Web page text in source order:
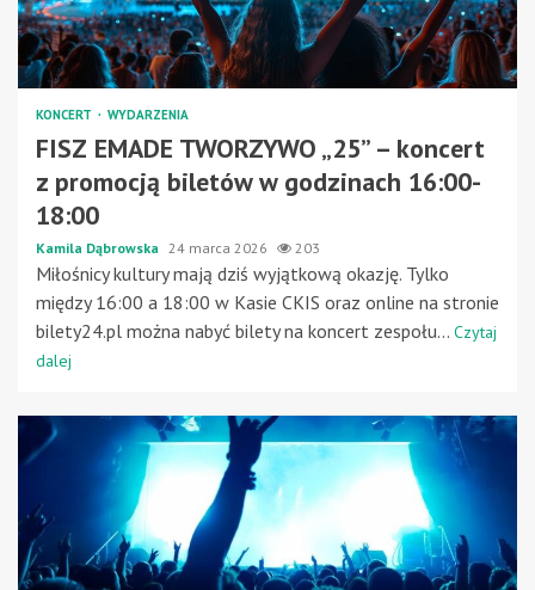
KONCERT WYDARZENIA
FISZ EMADE TWORZYWO „25” – koncert
z promocją biletów w godzinach 16:00-
18:00
Kamila Dąbrowska 24 marca 2026 203
Miłośnicy kultury mają dziś wyjątkową okazję. Tylko
między 16:00 a 18:00 w Kasie CKIS oraz online na stronie
bilety24.pl można nabyć bilety na koncert zespołu... Czytaj
dalej